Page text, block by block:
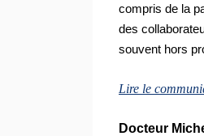
compris de la
des
souvent hors
Lire le
Docteur